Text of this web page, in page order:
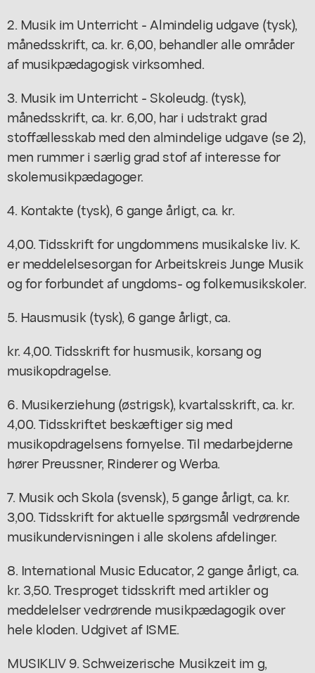
2. Musik im Unterricht - Almindelig udgave (tysk),
månedsskrift, ca. kr. 6,00, behandler alle områder
af musikpædagogisk virksomhed.
3. Musik im Unterricht - Skoleudg. (tysk),
månedsskrift, ca. kr. 6,00, har i udstrakt grad
stoffællesskab med den almindelige udgave (se 2),
men rummer i særlig grad stof af interesse for
skolemusikpædagoger.
4. Kontakte (tysk), 6 gange årligt, ca. kr.
4,00. Tidsskrift for ungdommens musikalske liv. K.
er meddelelsesorgan for Arbeitskreis Junge Musik
og for forbundet af ungdoms- og folkemusikskoler.
5. Hausmusik (tysk), 6 gange årligt, ca.
kr. 4,00. Tidsskrift for husmusik, korsang og
musikopdragelse.
6. Musikerziehung (østrigsk), kvartalsskrift, ca. kr.
4,00. Tidsskriftet beskæftiger sig med
musikopdragelsens fornyelse. Til medarbejderne
hører Preussner, Rinderer og Werba.
7. Musik och Skola (svensk), 5 gange årligt, ca. kr.
3,00. Tidsskrift for aktuelle spørgsmål vedrørende
musikundervisningen i alle skolens afdelinger.
8. International Music Educator, 2 gange årligt, ca.
kr. 3,50. Tresproget tidsskrift med artikler og
meddelelser vedrørende musikpædagogik over
hele kloden. Udgivet af ISME.
MUSIKLIV 9. Schweizerische Musikzeit im g,